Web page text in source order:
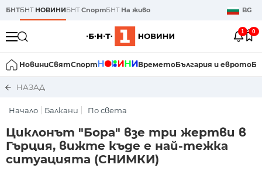
БНТБНТ НОВИНИБНТСпортБНТ На живо BG
1 0
НовиниСвятСпорт ВреметоБългария и еврото
НАЗАД
Начало Балкани По света
Циклонът "Бора" взе три жертви в
Гърция, вижте къде е най-тежка
ситуацията (СНИМКИ)